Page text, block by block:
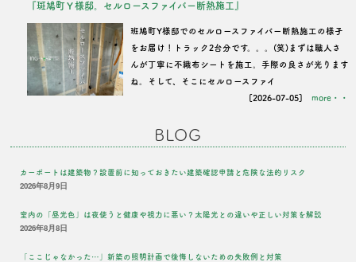
『斑鳩町Ｙ様邸。セルロースファイバー断熱施工』
班鳩町Y様邸でのセルロースファイバー断熱施工の様子
をお届け！トラック2台分です。。。(笑)まずは職人さ
んが丁寧に不織布シートを施工。手際の良さが光ります
ね。そして、そこにセルロースファイ
[2026-07-05] more・・
BLOG
カーポートは建築物？設置前に知っておきたい建築確認申請と危険な法的リスク
2026年8月9日
室内の「昼光色」は夜使うと健康や視力に悪い？太陽光との違いや正しい対策を解説
2026年8月8日
「ここじゃなかった…」新築の照明計画で後悔しないための失敗例と対策